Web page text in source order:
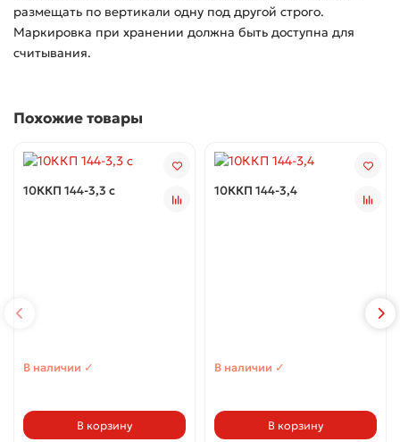
размещать по вертикали одну под другой строго.
Маркировка при хранении должна быть доступна для
считывания.
Похожие товары
10ККП 144-3,3 с
В наличии ✓
В корзину
10ККП 144-3,4
В наличии ✓
В корзину